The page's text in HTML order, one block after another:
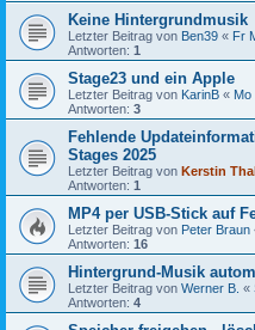
Keine Hintergrundmusik
Letzter Beitrag von Ben39 « Fr
Antworten: 1
Stage23 und ein Apple
Letzter Beitrag von KarinB « Mo
Antworten: 3
Fehlende
Stages 2025
Letzter Beitrag von Kerstin
Antworten: 1
MP4 per USB-Stick auf
Letzter Beitrag von Peter Braun
Antworten: 16
Hintergrund-Musik
Letzter Beitrag von Werner B. «
Antworten: 4